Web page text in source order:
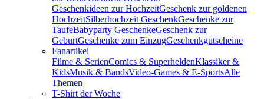
Geschenkideen zur HochzeitGeschenk zur goldenen
HochzeitSilberhochzeit GeschenkGeschenke zur
TaufeBabyparty GeschenkeGeschenk zur
GeburtGeschenke zum EinzugGeschenkgutscheine
Fanartikel
Filme & SerienComics & SuperheldenKlassiker &
KidsMusik & BandsVideo-Games & E-SportsAlle
Themen
T-Shirt der Woche